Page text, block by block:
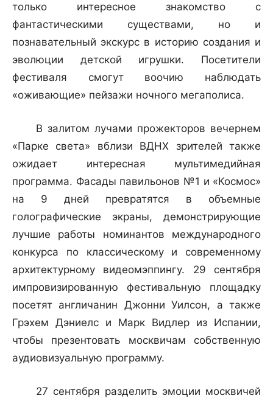
только интересное знакомство с
фантастическими существами, но и
познавательный экскурс в историю создания и
эволюции детской игрушки. Посетители
фестиваля смогут воочию наблюдать
«оживающие» пейзажи ночного мегаполиса.
В залитом лучами прожекторов вечернем
«Парке света» вблизи ВДНХ зрителей также
ожидает интересная мультимедийная
программа. Фасады павильонов №1 и «Космос»
на 9 дней превратятся в объемные
голографические экраны, демонстрирующие
лучшие работы номинантов международного
конкурса по классическому и современному
архитектурному видеомэппингу. 29 сентября
импровизированную фестивальную площадку
посетят англичанин Джонни Уилсон, а также
Грэхем Дэниелс и Марк Видлер из Испании,
чтобы презентовать москвичам собственную
аудиовизуальную программу.
27 сентября разделить эмоции москвичей